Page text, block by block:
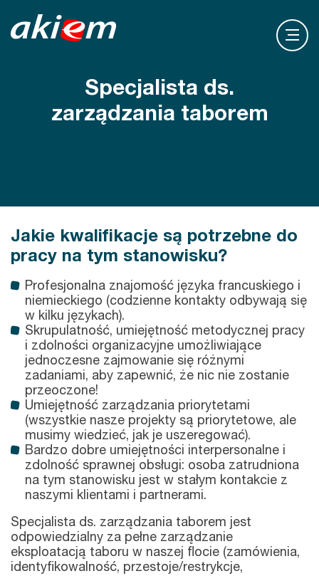
Specjalista ds.
zarządzania taborem
Jakie kwalifikacje są potrzebne do
pracy na tym stanowisku?
Profesjonalna znajomość języka francuskiego i
niemieckiego (codzienne kontakty odbywają się
w kilku językach).
Skrupulatność, umiejętność metodycznej pracy
i zdolności organizacyjne umożliwiające
jednoczesne zajmowanie się różnymi
zadaniami, aby zapewnić, że nic nie zostanie
przeoczone!
Umiejętność zarządzania priorytetami
(wszystkie nasze projekty są priorytetowe, ale
musimy wiedzieć, jak je uszeregować).
Bardzo dobre umiejętności interpersonalne i
zdolność sprawnej obsługi: osoba zatrudniona
na tym stanowisku jest w stałym kontakcie z
naszymi klientami i partnerami.
Specjalista ds. zarządzania taborem jest
odpowiedzialny za pełne zarządzanie
eksploatacją taboru w naszej flocie (zamówienia,
identyfikowalność, przestoje/restrykcje,